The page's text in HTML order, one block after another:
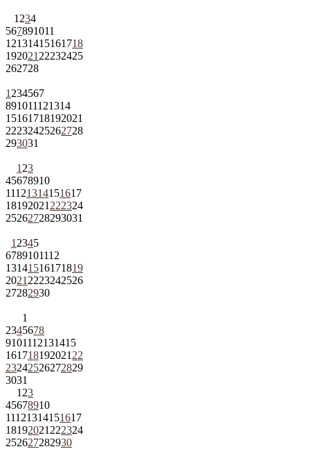
1 234
567891011
12131415161718
192021 22232425
262728
1 234567
891011121314
15161718192021
22232425262728
293031
1 23
45678910
11121314151617
18192021 222324
25262728293031
1 2345
6789101112
13141516171819
2021 2223242526
27282930
1
2345678
9101112131415
161718192021 22
23242526272829
3031
1 23
45678910
11121314151617
18192021 222324
252627282930